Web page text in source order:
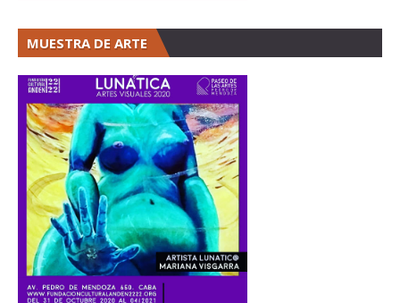
MUESTRA DE ARTE